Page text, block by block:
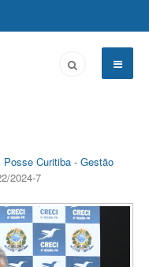
Posse Curitiba - Gestão
2024-7